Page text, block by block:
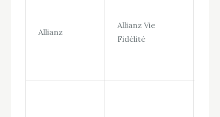
Allianz
Allianz Vie
Fidélité